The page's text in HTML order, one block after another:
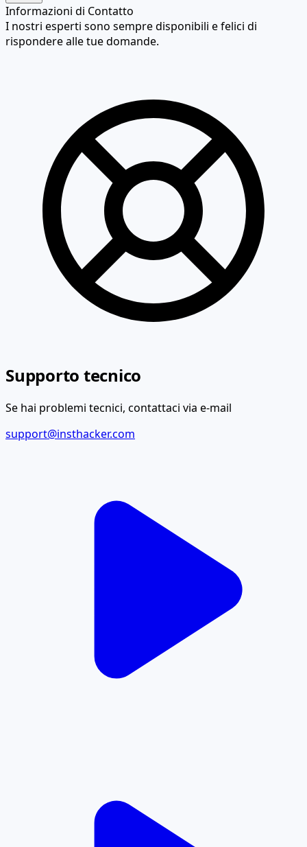
Informazioni di Contatto
I nostri esperti sono sempre disponibili e felici di
rispondere alle tue domande.
Supporto tecnico
Se hai problemi tecnici, contattaci via e-mail
support@insthacker.com